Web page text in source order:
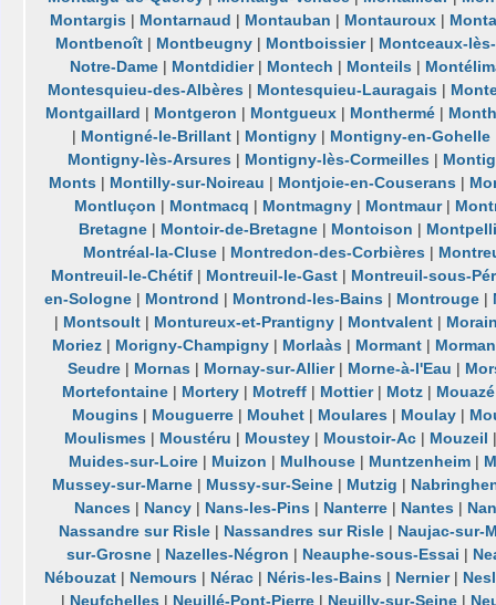
Montargis| Montarnaud | Montauban | Montauroux|
Montbenoît | Montbeugny | Montboissier| Montceaux-
Notre-Dame| Montdidier| Montech | Monteils|
Montesquieu-des-Albères| Montesquieu-Lauragais|
Montgaillard | Montgeron | Montgueux | Monthermé |
| Montigné-le-Brillant| Montigny| Montigny-en-Gohelle
Montigny-lès-Arsures| Montigny-lès-Cormeilles|
Monts| Montilly-sur-Noireau | Montjoie-en-Couserans|
Montluçon | Montmacq | Montmagny| Montmaur|
Bretagne | Montoir-de-Bretagne | Montoison |
Montréal-la-Cluse| Montredon-des-Corbières|
Montreuil-le-Chétif | Montreuil-le-Gast | Montreuil-sous-
en-Sologne | Montrond | Montrond-les-Bains | Montrouge |
| Montsoult| Montureux-et-Prantigny| Montvalent|
Moriez| Morigny-Champigny| Morlaàs| Mormant|
Seudre | Mornas | Mornay-sur-Allier| Morne-à-l'Eau |
Mortefontaine| Mortery| Motreff| Mottier| Motz| Mouazé
Mougins | Mouguerre | Mouhet | Moulares | Moulay |
Moulismes | Moustéru | Moustey | Moustoir-Ac | Mouzeil
Muides-sur-Loire | Muizon | Mulhouse | Muntzenheim |
Mussey-sur-Marne | Mussy-sur-Seine | Mutzig |
Nances | Nancy | Nans-les-Pins | Nanterre | Nantes |
Nassandre sur Risle | Nassandres sur Risle | Naujac-sur-
sur-Grosne | Nazelles-Négron | Neauphe-sous-Essai |
Nébouzat | Nemours | Nérac | Néris-les-Bains | Nernier|
| Neufchelles| Neuillé-Pont-Pierre| Neuilly-sur-Seine|